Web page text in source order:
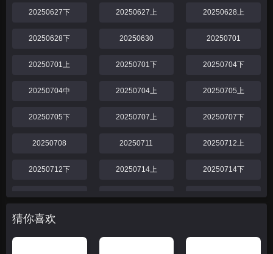
20250627下 20250627上 20250628上
20250628下 20250630 20250701
20250701上 20250701下 20250704下
20250704中 20250704上 20250705上
20250705下 20250707上 20250707下
20250708 20250711 20250712上
20250712下 20250714上 20250714下
20250718 20250719 20250721上
20250721下
猜你喜欢